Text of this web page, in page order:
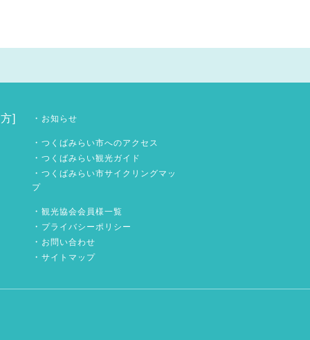
] ・ お知らせ
・ つくばみらい市へのアクセス
・ つくばみらい観光ガイド
・ つくばみらい市サイクリングマッ
プ
・ 観光協会会員様一覧
・ プライバシーポリシー
・ お問い合わせ
・ サイトマップ